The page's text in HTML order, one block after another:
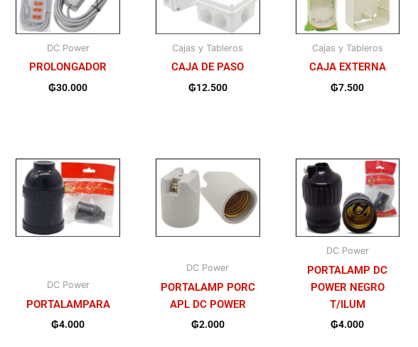
DC Power
PROLONGADOR
₲30.000
Cajas y Tableros
CAJA DE PASO
₲12.500
Cajas y Tableros
CAJA EXTERNA
₲7.500
DC Power
PORTALAMPARA
₲4.000
DC Power
PORTALAMP PORC
APL DC POWER
₲2.000
DC Power
PORTALAMP DC
POWER NEGRO
T/ILUM
₲4.000